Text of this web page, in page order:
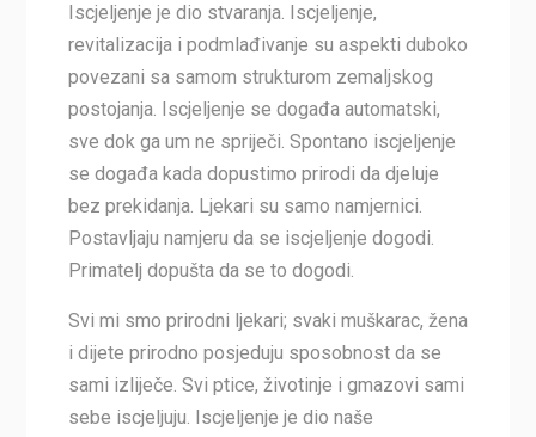
Iscjeljenje je dio stvaranja. Iscjeljenje,
revitalizacija i podmlađivanje su aspekti duboko
povezani sa samom strukturom zemaljskog
postojanja. Iscjeljenje se događa automatski,
sve dok ga um ne spriječi. Spontano iscjeljenje
se događa kada dopustimo prirodi da djeluje
bez prekidanja. Ljekari su samo namjernici.
Postavljaju namjeru da se iscjeljenje dogodi.
Primatelj dopušta da se to dogodi.
Svi mi smo prirodni ljekari; svaki muškarac, žena
i dijete prirodno posjeduju sposobnost da se
sami izliječe. Svi ptice, životinje i gmazovi sami
sebe iscjeljuju. Iscjeljenje je dio naše